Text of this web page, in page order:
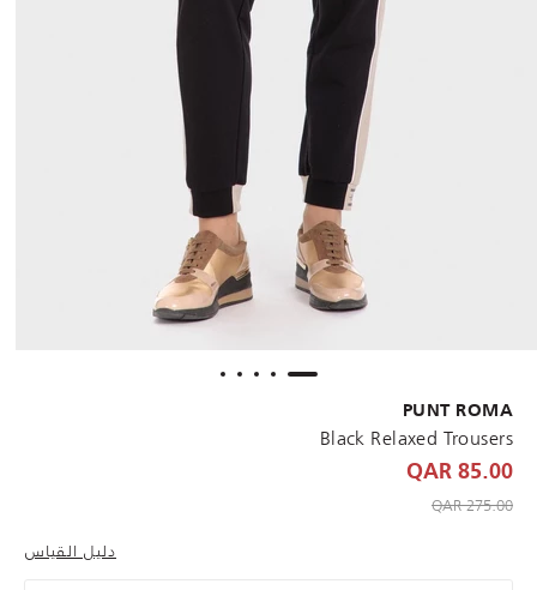
PUNT ROMA
Black Relaxed Trousers
85.00 QAR
Price reduced from
275.00 QAR
to 85.00 QAR
دليل القياس